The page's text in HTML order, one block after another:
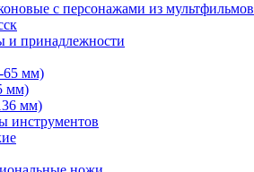
с персонажами из мультфильмов
принадлежности
65 мм)
мм)
мм)
инструментов